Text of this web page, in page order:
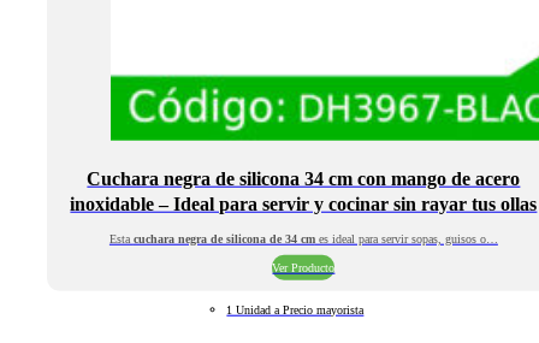
Cuchara negra de silicona 34 cm con mango de acero
inoxidable – Ideal para servir y cocinar sin rayar tus ollas
Esta cuchara negra de silicona de 34 cmes ideal para servir sopas, guisos o…
Ver Producto
1 Unidad a Precio mayorista